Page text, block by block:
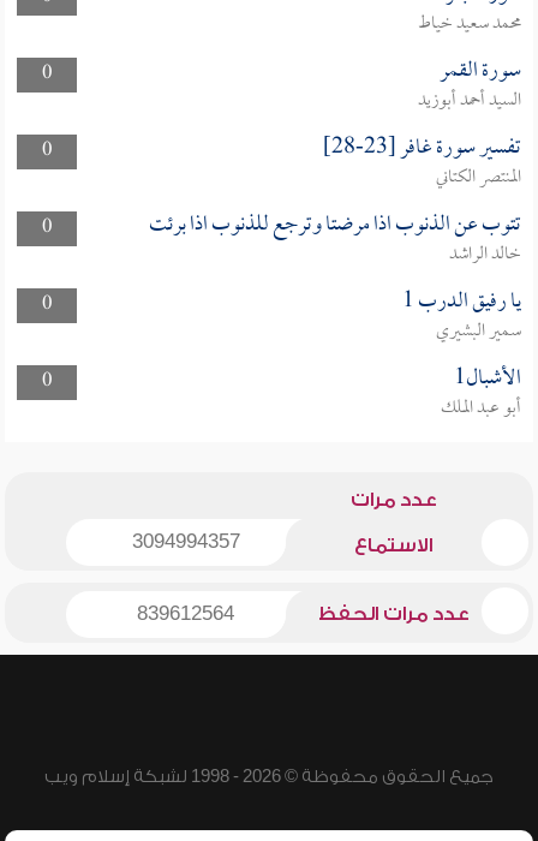
محمد سعيد خياط
0
سورة القمر
السيد أحمد أبوزيد
0
تفسير سورة غافر [23-28]
المنتصر الكتاني
0
تتوب عن الذنوب اذا مرضتا وترجع للذنوب اذا برئت
خالد الراشد
0
يا رفيق الدرب 1
سمير البشيري
0
الأشبال1
أبو عبد الملك
عدد مرات
الاستماع 3094994357
عدد مرات الحفظ 839612564
جميع الحقوق محفوظة © 2026 - 1998 لشبكة إسلام ويب